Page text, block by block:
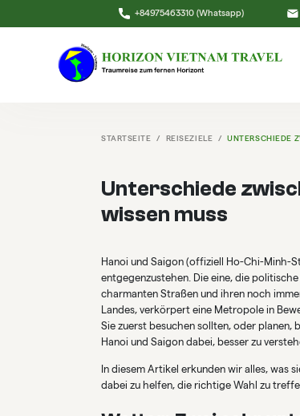
+84975463310 (Whatsapp)
STARTSEITE REISEZIELE UNTERSCHIEDE
Unterschiede
wissen muss
Hanoi und Saigon (offiziell Ho-Chi-Minh-
entgegenzustehen. Die eine, die
charmanten Straßen und ihren noch
Landes, verkörpert eine Metropole in
Sie zuerst besuchen sollten, oder planen,
Hanoi und Saigon dabei, besser zu
In diesem Artikel erkunden wir alles, was
dabei zu helfen, die richtige Wahl zu